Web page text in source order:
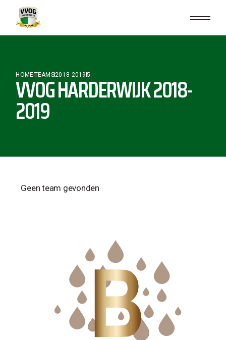
HOMETEAMS2018-2019 5
VVOG HARDERWIJK 2018-
2019
Geen team gevonden